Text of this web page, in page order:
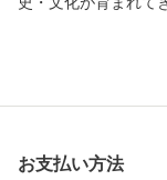
まま残す御城番屋敷
進めています。 １
お支払い方法